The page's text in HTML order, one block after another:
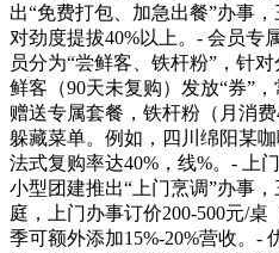
出“免费打包、加急出餐”办事
对劲度提拔40%以上。- 会员专
员分为“尝鲜客、铁杆粉”，针
鲜客（90天未复购）发放“券”
赠送专属套餐，铁杆粉（月消
躲藏菜单。例如，四川绵阳某
法式复购率达40%，线%。- 上
小型团建推出“上门烹调”办事
庭，上门办事订价200-500元/
季可额外添加15%-20%营收。-